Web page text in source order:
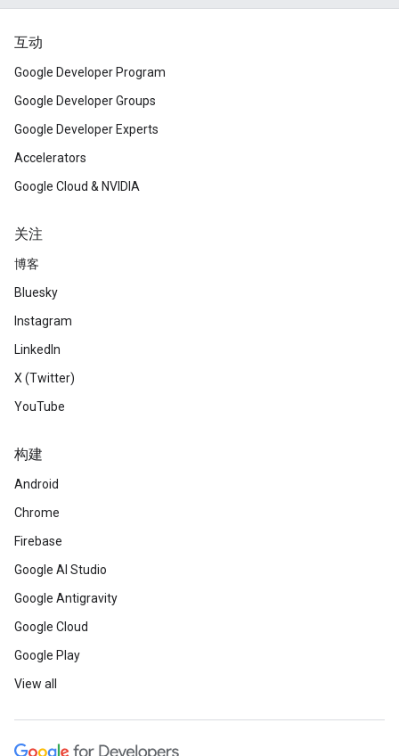
互动
Google Developer Program
Google Developer Groups
Google Developer Experts
Accelerators
Google Cloud & NVIDIA
关注
博客
Bluesky
Instagram
LinkedIn
X (Twitter)
YouTube
构建
Android
Chrome
Firebase
Google AI Studio
Google Antigravity
Google Cloud
Google Play
View all